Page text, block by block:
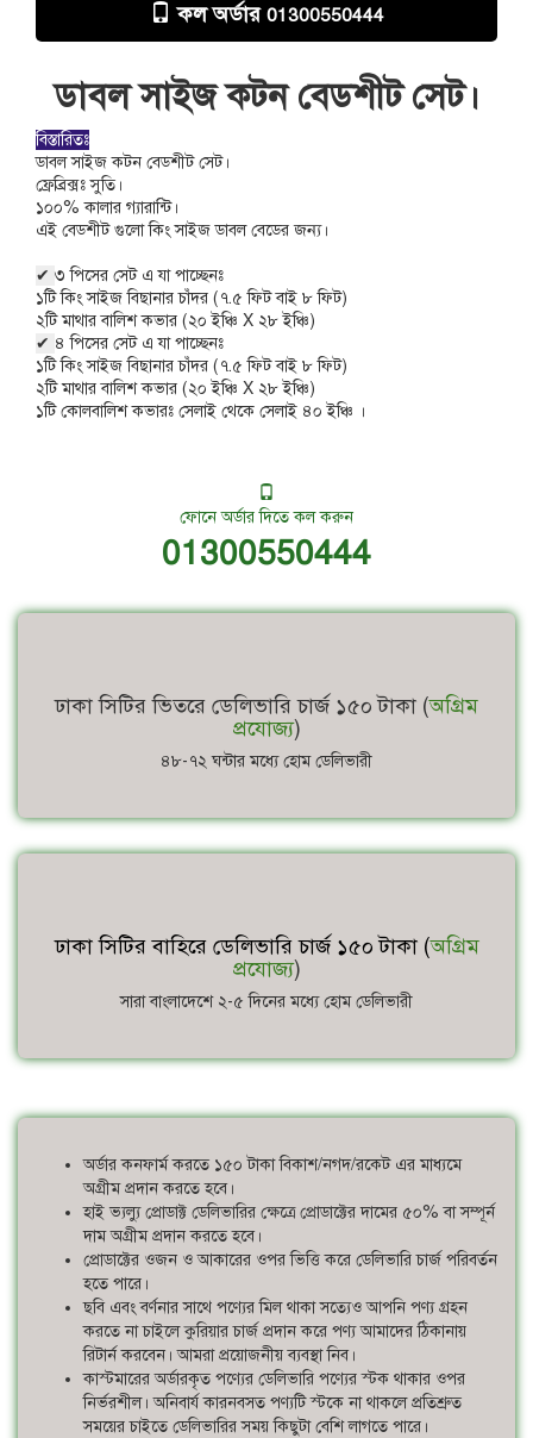
কল অর্ডার 01300550444
ডাবল সাইজ কটন বেডশীট সেট।
বিস্তারিতঃ
ডাবল সাইজ কটন বেডশীট সেট।
ফ্রেব্রিক্সঃ সুতি।
১০০% কালার গ্যারান্টি।
এই বেডশীট গুলো কিং সাইজ ডাবল বেডের জন্য।
✔ ৩ পিসের সেট এ যা পাচ্ছেনঃ
১টি কিং সাইজ বিছানার চাঁদর (৭.৫ ফিট বাই ৮ ফিট)
২টি মাথার বালিশ কভার (২০ ইঞ্চি X ২৮ ইঞ্চি)
✔ ৪ পিসের সেট এ যা পাচ্ছেনঃ
১টি কিং সাইজ বিছানার চাঁদর (৭.৫ ফিট বাই ৮ ফিট)
২টি মাথার বালিশ কভার (২০ ইঞ্চি X ২৮ ইঞ্চি)
১টি কোলবালিশ কভারঃ সেলাই থেকে সেলাই ৪০ ইঞ্চি ।
ফোনে অর্ডার দিতে কল করুন
01300550444
ঢাকা সিটির ভিতরে ডেলিভারি চার্জ ১৫০ টাকা (অগ্রিম
প্রযোজ্য)
৪৮-৭২ ঘন্টার মধ্যে হোম ডেলিভারী
ঢাকা সিটির বাহিরে ডেলিভারি চার্জ ১৫০ টাকা (অগ্রিম
প্রযোজ্য)
সারা বাংলাদেশে ২-৫ দিনের মধ্যে হোম ডেলিভারী
অর্ডার কনফার্ম করতে ১৫০ টাকা বিকাশ/নগদ/রকেট এর মাধ্যমে
অগ্রীম প্রদান করতে হবে।
হাই ভ্যল্যু প্রোডাক্ট ডেলিভারির ক্ষেত্রে প্রোডাক্টের দামের ৫০% বা সম্পূর্ন
দাম অগ্রীম প্রদান করতে হবে।
প্রোডাক্টের ওজন ও আকারের ওপর ভিত্তি করে ডেলিভারি চার্জ পরিবর্তন
হতে পারে।
ছবি এবং বর্ণনার সাথে পণ্যের মিল থাকা সত্যেও আপনি পণ্য গ্রহন
করতে না চাইলে কুরিয়ার চার্জ প্রদান করে পণ্য আমাদের ঠিকানায়
রিটার্ন করবেন। আমরা প্রয়োজনীয় ব্যবস্থা নিব।
কাস্টমারের অর্ডারকৃত পণ্যের ডেলিভারি পণ্যের স্টক থাকার ওপর
নির্ভরশীল। অনিবার্য কারনবসত পণ্যটি স্টকে না থাকলে প্রতিশ্রুত
সময়ের চাইতে ডেলিভারির সময় কিছুটা বেশি লাগতে পারে।